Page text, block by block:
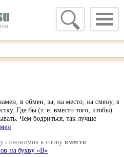
в обмен, за, на место, на смену, в
Где бы (т. е. вместо того, чтобы)
Чем бодриться, так лучше
синонимов к слову вместо
на букву «В»